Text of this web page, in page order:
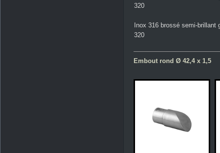
320
Inox 316 brossé semi-brillant
320
Embout rond Ø 42,4 x 1,5